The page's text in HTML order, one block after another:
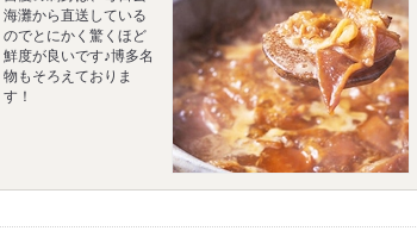
海灘から直送している
のでとにかく驚くほど
鮮度が良いです♪博多名
物もそろえておりま
す！